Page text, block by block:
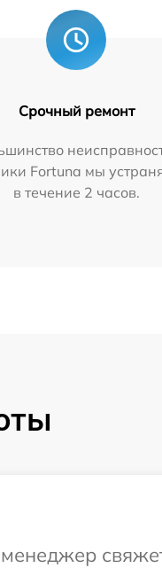
Срочный ремонт
Fortuna мы
в течение 2 часов.